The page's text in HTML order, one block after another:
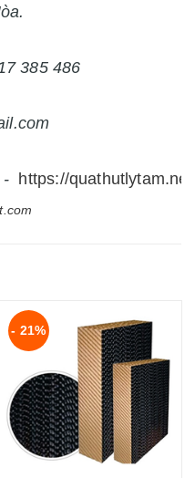
385 486
- https://quathutlytam.net
- 21%